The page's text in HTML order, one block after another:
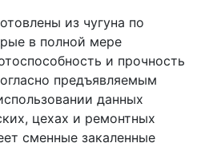
из чугуна по
в полной мере
и прочность
предъявляемым
данных
цехах и ремонтных
сменные закаленные